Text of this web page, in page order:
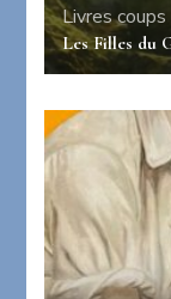
Livres
Les Filles du